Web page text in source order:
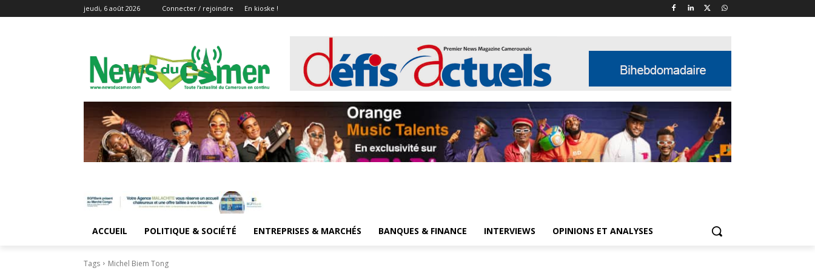
jeudi, 6 août 2026 Connecter / rejoindre En kioske !
ACCUEIL POLITIQUE & SOCIÉTÉ ENTREPRISES & MARCHÉS BANQUES & FINANCE INTERVIEWS OPINIONS ET ANALYSES
Tags Michel Biem Tong